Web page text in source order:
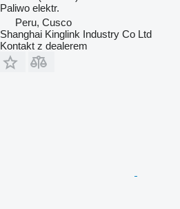
Paliwo elektr.
Peru, Cusco
Shanghai Kinglink Industry Co Ltd
Kontakt z dealerem